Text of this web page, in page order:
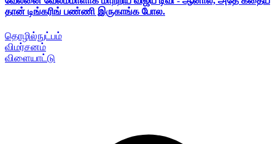
தான் டிங்கரிங் பண்ணி இருகாங்க போல.
தொழில்நுட்பம்
விமர்சனம்
விளையாட்டு